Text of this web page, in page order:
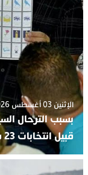
الإثنين 03 أغسطس 2026 - 4:46
بسبب الترحال
قبيل انتخابات 23 شتنبر